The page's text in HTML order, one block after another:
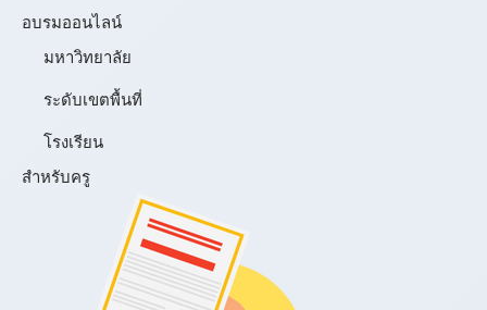
อบรมออนไลน์
มหาวิทยาลัย
ระดับเขตพื้นที่
โรงเรียน
สำหรับครู